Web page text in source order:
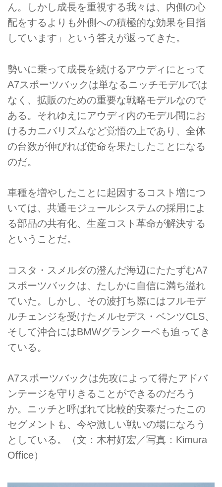
ん。しかし成長を重視する我々は、内側の心
配をするよりも外側への積極的な効果を目指
しています」という答えが返ってきた。
勢いに乗って成長を続けるアウディにとって
A7スポーツバックは単なるニッチモデルでは
なく、拡販のための重要な戦略モデルなので
ある。それゆえにアウディ内のモデル間にお
けるカニバリズムなど覚悟の上であり、全体
の台数が伸びれば使命を果たしたことになる
のだ。
車種を増やしたことに起因するコスト増につ
いては、共通モジュールシステムの採用によ
る部品の共有化、生産コスト革命が解決する
ということだ。
コスタ・スメルダの澄んだ海辺にたたずむA7
スポーツバックは、たしかに自信に満ち溢れ
ていた。しかし、その波打ち際にはフルモデ
ルチェンジを受けたメルセデス・ベンツCLS、
そして沖合にはBMWグランクーペも迫ってき
ている。
A7スポーツバックは先攻によって得たアドバ
ンテージを守りきることができるのだろう
か。ニッチと呼ばれて比較的安泰だったこの
セグメントも、今や激しい戦いの場になろう
としている。（文：木村好宏／写真：Kimura
Office）